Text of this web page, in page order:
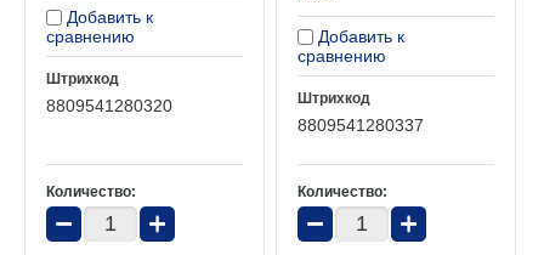
Добавить к
сравнению
Штрихкод
8809541280320
Количество:
− +
Добавить к
сравнению
Штрихкод
8809541280337
Количество:
− +